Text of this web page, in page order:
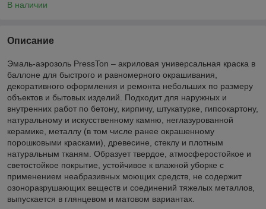
В наличии
Описание
Эмаль-аэрозоль PressTon – акриловая универсальная краска в
баллоне для быстрого и равномерного окрашивания,
декоративного оформления и ремонта небольших по размеру
объектов и бытовых изделий. Подходит для наружных и
внутренних работ по бетону, кирпичу, штукатурке, гипсокартону,
натуральному и искусственному камню, неглазурованной
керамике, металлу (в том числе ранее окрашенному
порошковыми красками), древесине, стеклу и плотным
натуральным тканям. Образует твердое, атмосферостойкое и
светостойкое покрытие, устойчивое к влажной уборке с
применением неабразивных моющих средств, не содержит
озоноразрушающих веществ и соединений тяжелых металлов,
выпускается в глянцевом и матовом вариантах.